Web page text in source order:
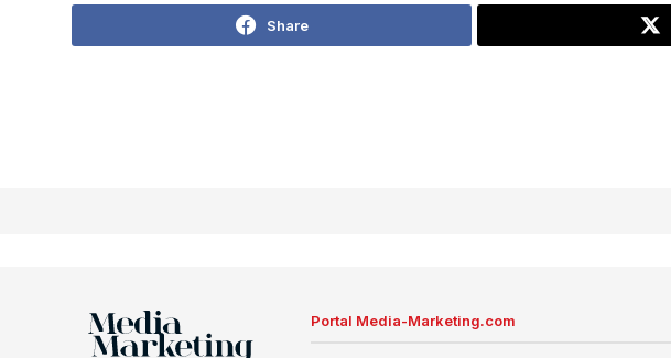
Share
Portal Media-Marketing.com